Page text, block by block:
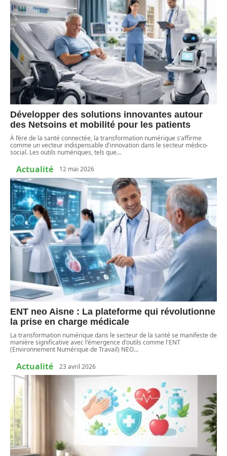
Développer des solutions innovantes autour
des Netsoins et mobilité pour les patients
À l’ère de la santé connectée, la transformation numérique s’affirme
comme un vecteur indispensable d'innovation dans le secteur médico-
social. Les outils numériques, tels que…
Actualité 12 mai 2026
ENT neo Aisne : La plateforme qui révolutionne
la prise en charge médicale
La transformation numérique dans le secteur de la santé se manifeste de
manière significative avec l'émergence d'outils comme l'ENT
(Environnement Numérique de Travail) NEO…
Actualité 23 avril 2026